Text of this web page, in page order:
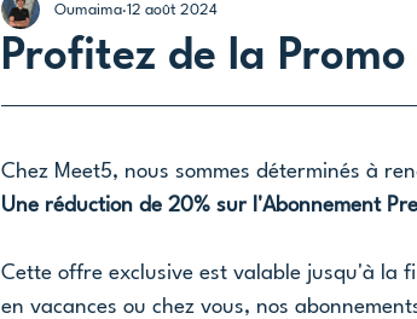
Profitez de la
Oumaima 12 août 2024
Chez Meet5, nous sommes déterminés à
Une réduction de 20% sur l'Abonnement
Cette offre exclusive est valable jusqu'à la
en vacances ou chez vous, nos